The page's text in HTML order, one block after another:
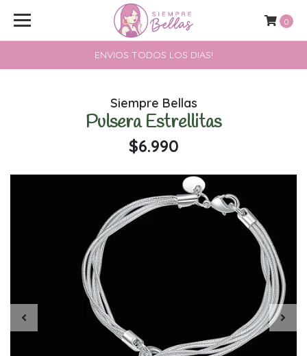
ENVIOS TODOS LOS DIAS!
0
Siempre Bellas
Pulsera Estrellitas
$6.990